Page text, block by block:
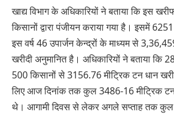
खाद्य विभाग के अधिकारियों ने बताया कि इस
किसानों द्वारा पंजीयन कराया गया है। इसमें
इस वर्ष 46 उपार्जन केन्द्रों के माध्यम से
खरीदी अनुमानित है। अधिकारियों ने बताया कि
500 किसानों से 3156.76 मीट्रिक टन धान
लिए आज दिनांक तक कुल 3486-16 मीट्रिक टन
थे। आगामी दिवस से लेकर अगले सप्ताह तक कुल